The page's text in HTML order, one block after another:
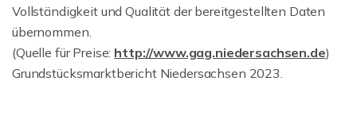
Vollständigkeit und Qualität der bereitgestellten Daten
übernommen.
(Quelle für Preise: http://www.gag.niedersachsen.de)
Grundstücksmarktbericht Niedersachsen 2023.